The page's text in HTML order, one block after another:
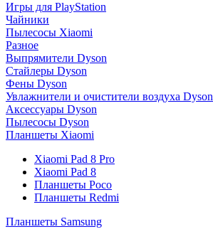
Игры для PlayStation
Чайники
Пылесосы Xiaomi
Разное
Выпрямители Dyson
Стайлеры Dyson
Фены Dyson
Увлажнители и очистители воздуха Dyson
Аксессуары Dyson
Пылесосы Dyson
Планшеты Xiaomi
Xiaomi Pad 8 Pro
Xiaomi Pad 8
Планшеты Poco
Планшеты Redmi
Планшеты Samsung